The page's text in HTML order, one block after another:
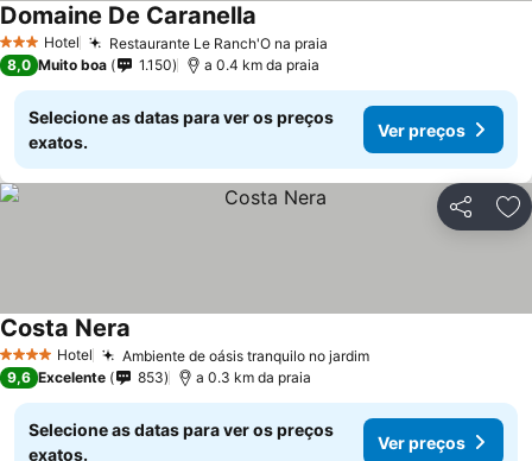
3 EstrelasHotel Restaurante Le Ranch'O na praia
Domaine De Caranella
8,0 Muito boa 1.150 a 0.4 km da praia
Selecione as datas para ver os preços
exatos.
Ver preços
Partilhar
4 EstrelasHotel Ambiente de oásis tranquilo no jardim
Costa Nera
9,6 Excelente 853 a 0.3 km da praia
Selecione as datas para ver os preços
exatos.
Ver preços